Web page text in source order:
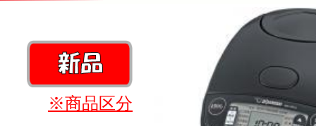
※商品区分